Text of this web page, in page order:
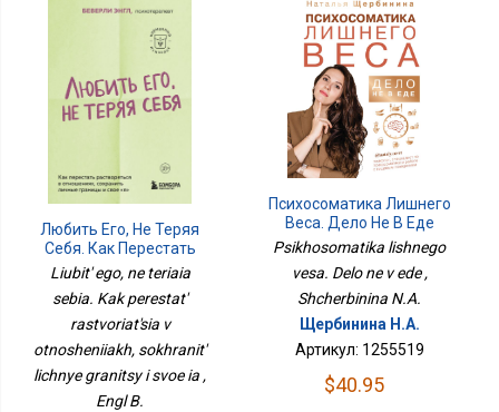
Любить Его, Не Теряя
Себя. Как Перестать
Растворяться В
Отношениях, Сохранить
Личные Границы И Свое
Я
Liubit' ego, ne teriaia
sebia. Kak perestat'
rastvoriat'sia v
otnosheniiakh, sokhranit'
lichnye granitsy i svoe ia ,
Engl B.
Психосоматика Лишнего
Веса. Дело Не В Еде
Psikhosomatika lishnego
vesa. Delo ne v ede ,
Shcherbinina N.A.
Щербинина Н.А.
Артикул: 1255519
$40.95